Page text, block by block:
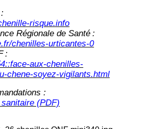
:
risque.info
Régionale de Santé :
chenilles-urticantes-0
:
aux-chenilles-
chene-soyez-vigilants.html
:
(PDF)